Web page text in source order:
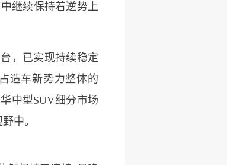
继续保持着逆势上
，已实现持续稳定
造车新势力整体的
中型SUV细分市场
中。